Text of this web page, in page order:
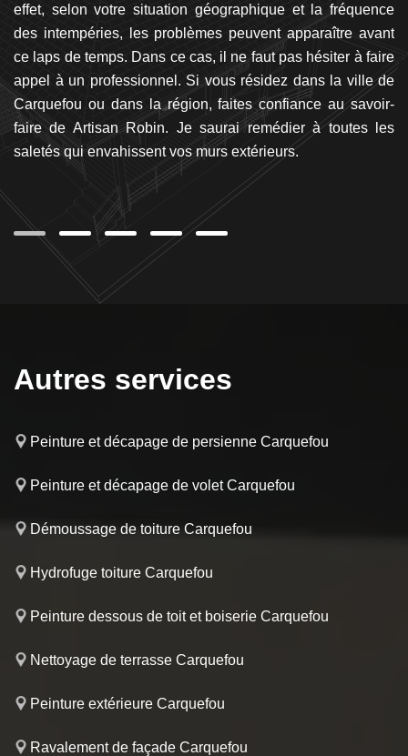
effet, selon votre situation géographique et la fréquence
des intempéries, les problèmes peuvent apparaître avant
ce laps de temps. Dans ce cas, il ne faut pas hésiter à faire
appel à un professionnel. Si vous résidez dans la ville de
Carquefou ou dans la région, faites confiance au savoir-
faire de Artisan Robin. Je saurai remédier à toutes les
saletés qui envahissent vos murs extérieurs.
Autres services
Peinture et décapage de persienne Carquefou
Peinture et décapage de volet Carquefou
Démoussage de toiture Carquefou
Hydrofuge toiture Carquefou
Peinture dessous de toit et boiserie Carquefou
Nettoyage de terrasse Carquefou
Peinture extérieure Carquefou
Ravalement de façade Carquefou